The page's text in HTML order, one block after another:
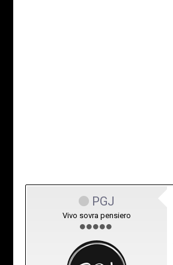
PGJ
Vivo sovra pensiero